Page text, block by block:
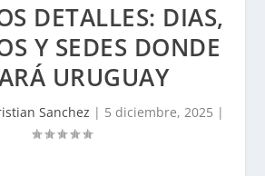
DETALLES: DIAS,
Y SEDES DONDE
URUGUAY
Sanchez | 5 diciembre, 2025 |